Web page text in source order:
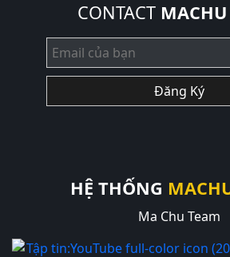
CONTACT
Đăng Ký
HỆ THỐNG
Ma Chu Team